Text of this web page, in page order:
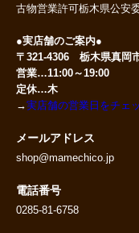
古物営業許可栃木県公安
●実店舗のご案内●
〒321-4306 栃木県真岡
営業…11:00～19:00
定休…木
→実店舗の営業日をチェ
メールアドレス
shop@mamechico.jp
電話番号
0285-81-6758